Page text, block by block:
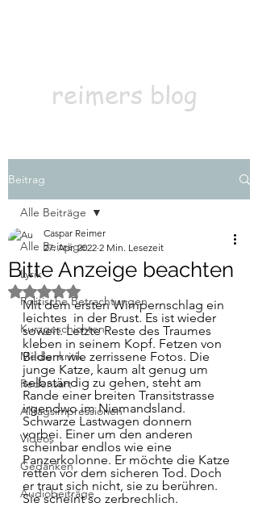
reimers blog
Beitrag
Alle Beiträge
Lyrik
Politische Betrachtungen
Kurzgeschichten
Medienkritik
Redensart
Alltagsimpressionen
Videos
Gedanken
Audiobeiträge
Alle Beiträge
Bitte Anzeige beachten
Caspar Reimer
27. Apr. 2022 2 Min. Lesezeit
Mit NaN von 5 Sternen bewertet.
Mit dem ersten Wimpernschlag ein
leichtes  in der Brust. Es ist wieder
soweit. Letzte Reste des Traumes
kleben in seinem Kopf. Fetzen von
Bildern wie zerrissene Fotos. Die
junge Katze, kaum alt genug um
selbständig zu gehen, steht am
Rande einer breiten Transitstrasse
irgendwo im Niemandsland.
Schwarze Lastwagen donnern
vorbei. Einer um den anderen
scheinbar endlos wie eine
Panzerkolonne. Er möchte die Katze
retten vor dem sicheren Tod. Doch
er traut sich nicht, sie zu berühren.
Sie scheint so zerbrechlich.